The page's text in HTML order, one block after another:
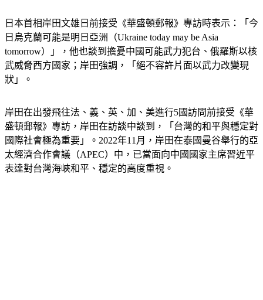
日本首相岸田文雄日前接受《華盛頓郵報》專訪時表示：「今
日烏克蘭可能是明日亞洲（Ukraine today may be Asia
tomorrow）」，他也談到擔憂中國可能武力犯台、俄羅斯以核
武威脅西方國家；岸田強調，「絕不容許片面以武力改變現
狀」。
岸田在出發飛往法、義、英、加、美進行5國訪問前接受《華
盛頓郵報》專訪，岸田在訪談中談到，「台灣的和平與穩定對
國際社會極為重要」。2022年11月，岸田在泰國曼谷舉行的亞
太經濟合作會議（APEC）中，已當面向中國國家主席習近平
表達對台灣海峽和平、穩定的高度重視。